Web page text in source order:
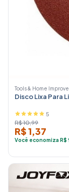
Tools & Home
Disco Lixa Para
5
R$ 10,99
R$ 1,37
Você economiza R$